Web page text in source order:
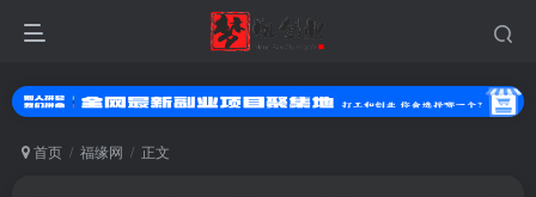
首页 福缘网 正文